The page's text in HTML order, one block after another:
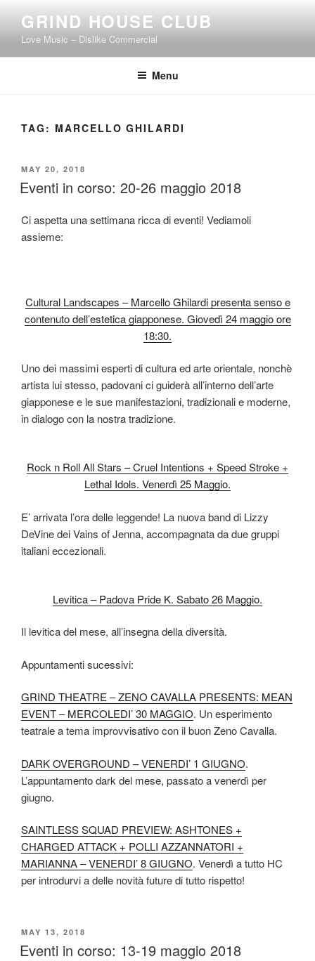
content
GRIND HOUSE CLUB
Love Music – Dislike Commercial
Menu
TAG: MARCELLO GHILARDI
POSTED
ON
MAY 20, 2018
Eventi in corso: 20-26 maggio 2018
Ci aspetta una settimana ricca di eventi! Vediamoli
assieme:
Cultural Landscapes – Marcello Ghilardi presenta senso e
contenuto dell’estetica giapponese. Giovedì 24 maggio ore
18:30.
Uno dei massimi esperti di cultura ed arte orientale, nonchè
artista lui stesso, padovani ci guiderà all’interno dell’arte
giapponese e le sue manifestazioni, tradizionali e moderne,
in dialogo con la nostra tradizione.
Rock n Roll All Stars – Cruel Intentions + Speed Stroke +
Lethal Idols. Venerdì 25 Maggio.
E’ arrivata l’ora delle leggende! La nuova band di Lizzy
DeVine dei Vains of Jenna, accompagnata da due gruppi
italiani eccezionali.
Levitica – Padova Pride K. Sabato 26 Maggio.
Il levitica del mese, all’insegna della diversità.
Appuntamenti sucessivi:
GRIND THEATRE – ZENO CAVALLA PRESENTS: MEAN
EVENT – MERCOLEDI’ 30 MAGGIO. Un esperimento
teatrale a tema improvvisativo con il buon Zeno Cavalla.
DARK OVERGROUND – VENERDI’ 1 GIUGNO.
L’appuntamento dark del mese, passato a venerdì per
giugno.
SAINTLESS SQUAD PREVIEW: ASHTONES +
CHARGED ATTACK + POLLI AZZANNATORI +
MARIANNA – VENERDI’ 8 GIUGNO. Venerdì a tutto HC
per introdurvi a delle novità future di tutto rispetto!
POSTED
ON
MAY 13, 2018
Eventi in corso: 13-19 maggio 2018